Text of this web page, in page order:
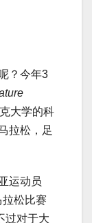
？今年3
大学的科
拉松，足
运动员
松比赛
过对于大